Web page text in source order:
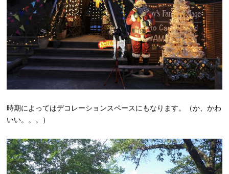
時期によってはデコレーションスペースにもなります。（か、かわ
いい。。。）